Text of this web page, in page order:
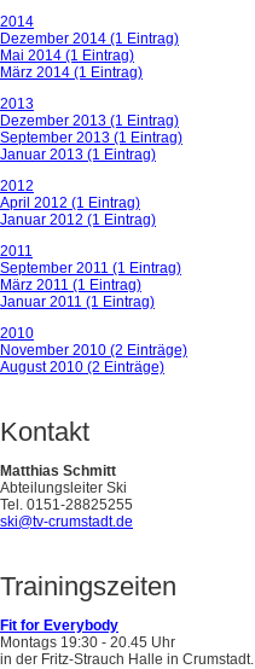
2014
Dezember 2014 (1 Eintrag)
Mai 2014 (1 Eintrag)
März 2014 (1 Eintrag)
2013
Dezember 2013 (1 Eintrag)
September 2013 (1 Eintrag)
Januar 2013 (1 Eintrag)
2012
April 2012 (1 Eintrag)
Januar 2012 (1 Eintrag)
2011
September 2011 (1 Eintrag)
März 2011 (1 Eintrag)
Januar 2011 (1 Eintrag)
2010
November 2010 (2 Einträge)
August 2010 (2 Einträge)
Kontakt
Matthias Schmitt
Abteilungsleiter Ski
Tel. 0151-28825255
ski@tv-crumstadt.de
Trainingszeiten
Fit for Everybody
Montags 19:30 - 20.45 Uhr
in der Fritz-Strauch Halle in Crumstadt.